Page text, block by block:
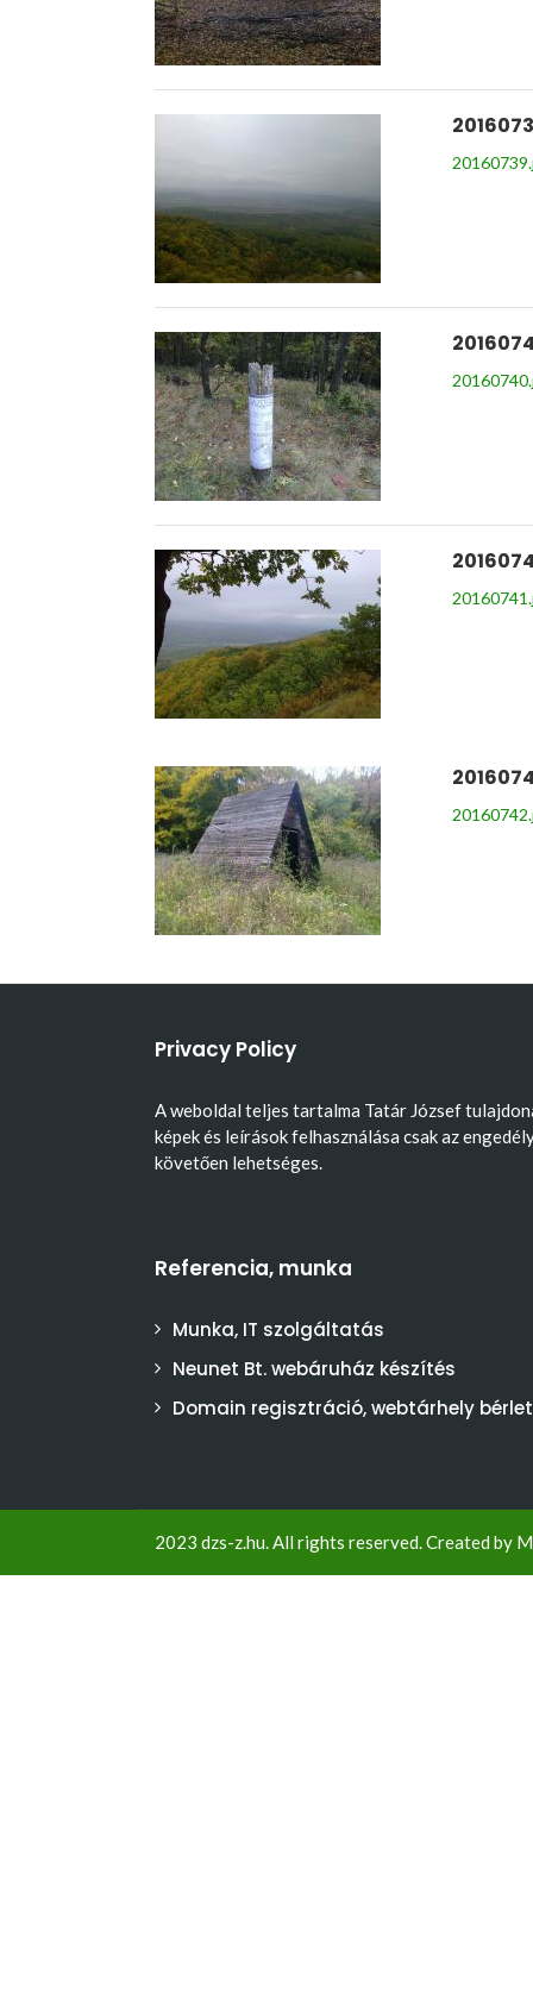
Privacy Policy
A weboldal teljes tartalma Tatár József
képek és leírások felhasználása csak az
követően lehetséges.
Referencia, munka
Munka, IT szolgáltatás
Neunet Bt. webáruház készítés
Domain regisztráció, webtárhely bérlet
2023 dzs-z.hu. All rights reserved. Created by